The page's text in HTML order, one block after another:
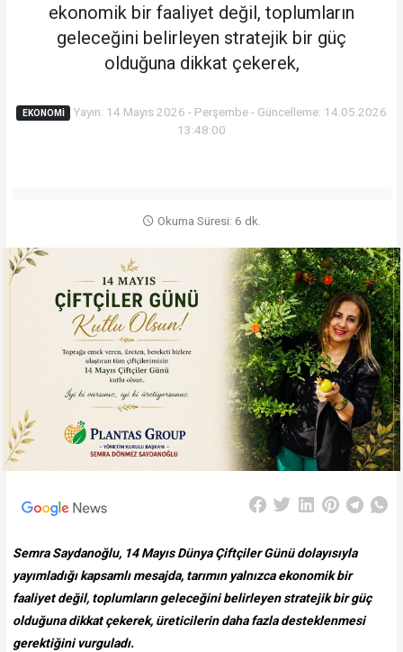
ekonomik bir faaliyet değil, toplumların
geleceğini belirleyen stratejik bir güç
olduğuna dikkat çekerek,
EKONOMİ
Yayın: 14 Mayıs 2026 - Perşembe - Güncelleme: 14.05.2026
13:48:00
Okuma Süresi: 6 dk.
Semra Saydanoğlu, 14 Mayıs Dünya Çiftçiler Günü dolayısıyla
yayımladığı kapsamlı mesajda, tarımın yalnızca ekonomik bir
faaliyet değil, toplumların geleceğini belirleyen stratejik bir güç
olduğuna dikkat çekerek, üreticilerin daha fazla desteklenmesi
gerektiğini vurguladı.